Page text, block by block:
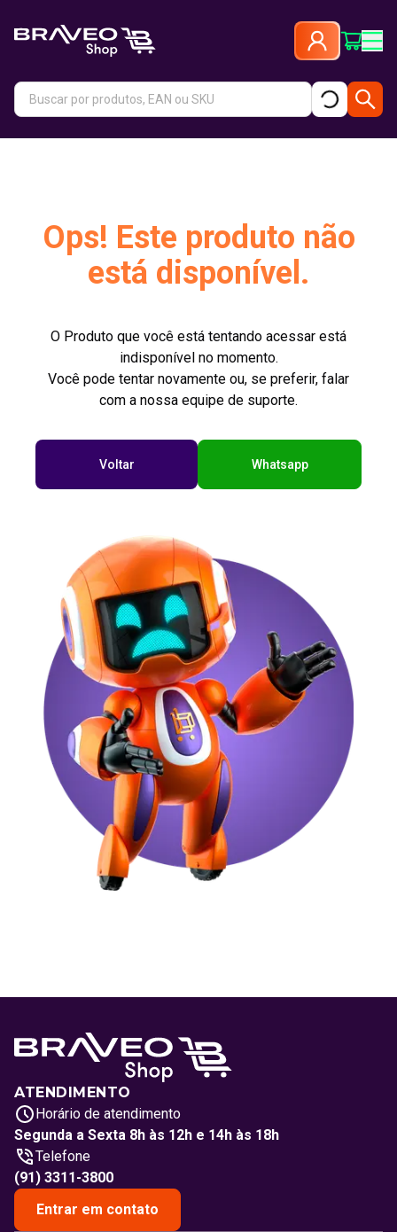
Ops! Este produto não
está disponível.
O Produto que você está tentando acessar está
indisponível no momento.
Você pode tentar novamente ou, se preferir, falar
com a nossa equipe de suporte.
Voltar Whatsapp
ATENDIMENTO
Horário de atendimento
Segunda a Sexta 8h às 12h e 14h às 18h
Telefone
(91) 3311-3800
Entrar em contato